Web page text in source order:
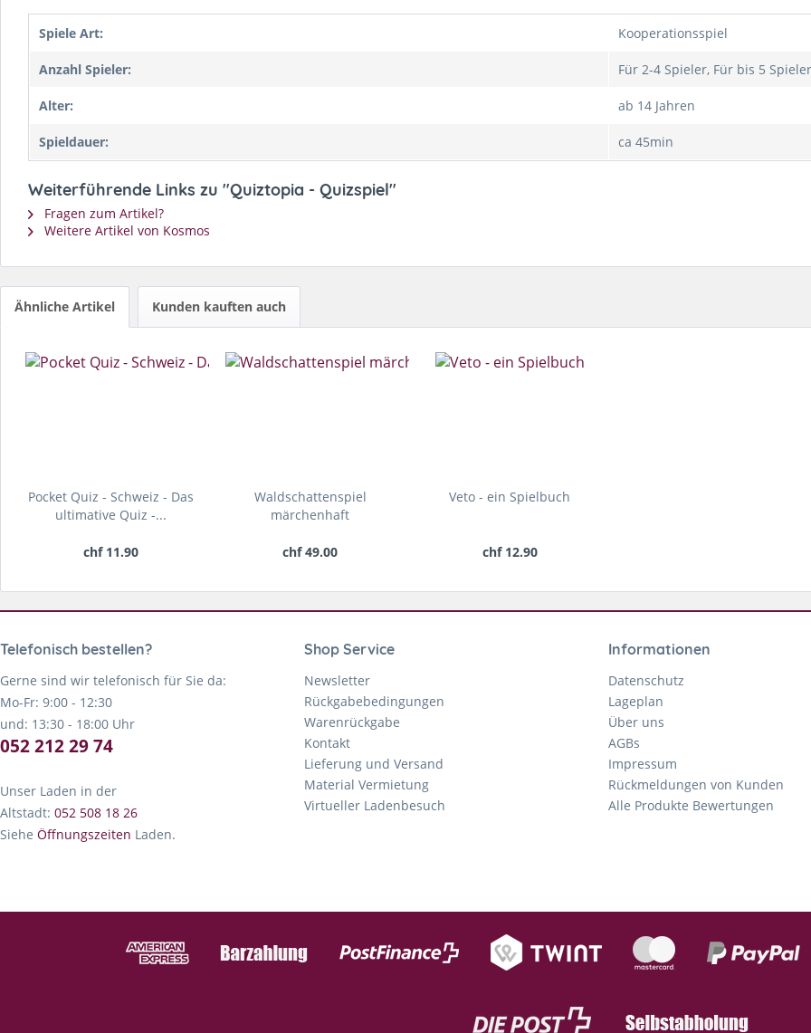
Spiele Art: Kooperationsspiel
Anzahl Spieler: Für 2-4 Spieler, Für bis 5
Alter: ab 14 Jahren
Spieldauer: ca 45min
Weiterführende Links zu "Quiztopia - Quizspiel"
Fragen zum Artikel?
Weitere Artikel von Kosmos
Ähnliche Artikel Kunden kauften auch
Pocket Quiz - Schweiz - Das
ultimative Quiz -...
chf 11.90
Waldschattenspiel
märchenhaft
chf 49.00
Veto - ein Spielbuch
chf 12.90
Telefonisch bestellen?
Gerne sind wir telefonisch für Sie da:
Mo-Fr: 9:00 - 12:30
und: 13:30 - 18:00 Uhr
052 212 29 74
Unser Laden in der
Altstadt: 052 508 18 26
Siehe Öffnungszeiten Laden.
Shop Service
Newsletter
Rückgabebedingungen
Warenrückgabe
Kontakt
Lieferung und Versand
Material Vermietung
Virtueller Ladenbesuch
Informationen
Datenschutz
Lageplan
Über uns
AGBs
Impressum
Rückmeldungen von Kunden
Alle Produkte Bewertungen